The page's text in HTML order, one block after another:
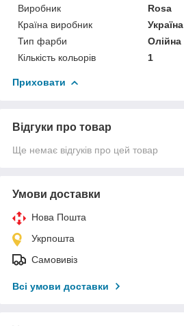
Виробник
Rosa
Країна виробник
Україна
Тип фарби
Олійна
Кількість кольорів
1
Приховати
Відгуки про товар
Ще немає відгуків про цей товар
Умови доставки
Нова Пошта
Укрпошта
Самовивіз
Всі умови доставки